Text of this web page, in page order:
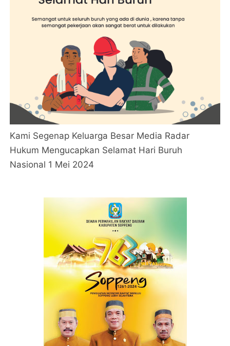
Kami Segenap Keluarga Besar Media Radar
Hukum Mengucapkan Selamat Hari Buruh
Nasional 1 Mei 2024